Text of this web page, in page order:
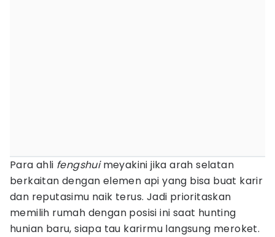
Para ahli fengshuimeyakini jika arah selatan
berkaitan dengan elemen api yang bisa buat karir
dan reputasimu naik terus. Jadi prioritaskan
memilih rumah dengan posisi ini saat hunting
hunian baru, siapa tau karirmu langsung meroket.